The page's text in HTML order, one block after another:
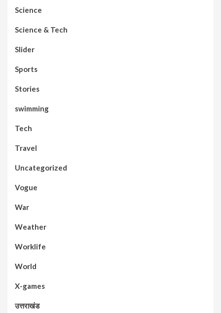
Science
Science & Tech
Slider
Sports
Stories
swimming
Tech
Travel
Uncategorized
Vogue
War
Weather
Worklife
World
X-games
उत्तराखंड